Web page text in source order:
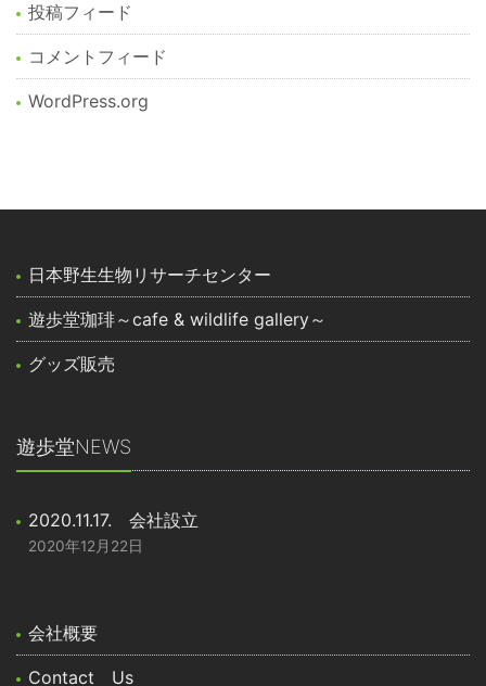
投稿フィード
コメントフィード
WordPress.org
日本野生生物リサーチセンター
遊歩堂珈琲～cafe & wildlife gallery～
グッズ販売
遊歩堂NEWS
2020.11.17. 会社設立
2020年12月22日
会社概要
Contact Us